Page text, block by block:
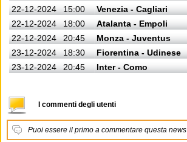
22-12-2024
15:00
Venezia - Cagliari
22-12-2024
18:00
Atalanta - Empoli
22-12-2024
20:45
Monza - Juventus
23-12-2024
18:30
Fiorentina - Udinese
23-12-2024
20:45 Inter - Como
I commenti degli utenti
Puoi essere il primo a commentare questa news